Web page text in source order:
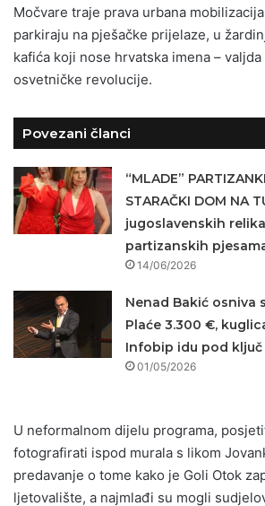
Močvare traje prava urbana
parkiraju na pješačke prijelaze, u
kafića koji nose hrvatska imena –
osvetničke revolucije.
Povezani članci
“MLADE”
STARAČKI DOM NA
jugoslavenskih
partizanskih
14/06/2026
Nenad Bakić osniva
Plaće 3.300 €,
Infobip idu pod ključ
01/05/2026
U neformalnom dijelu programa,
fotografirati ispod murala s likom
predavanje o tome kako je Goli Otok
ljetovalište, a najmlađi su mogli